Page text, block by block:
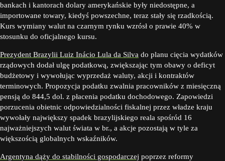
bankach i kantorach dolary amerykańskie były niedostępne, a
importowane towary, kiedyś powszechne, teraz stały się rzadkością.
Kurs wymiany walut na czarnym rynku wzrósł o prawie 40% w
stosunku do oficjalnego kursu.
Prezydent Brazylii Luiz Inácio Lula da Silva do planu cięcia wydatków
rządowych dodał ulgę podatkową, zwiększając tym obawy o deficyt
budżetowy i wywołując wyprzedaż waluty, akcji i kontraktów
terminowych. Propozycja podatku zwalnia pracowników z miesięczną
pensją do 844,5 dol. z płacenia podatku dochodowego. Zapowiedzi
porzucenia obietnic odpowiedzialności fiskalnej przez władze kraju
wywołały największy spadek brazylijskiego reala spośród 16
najważniejszych walut świata w br., a akcje pozostają w tyle za
większością globalnych wskaźników.
Argentyna dąży do stabilności gospodarczej poprzez reformy